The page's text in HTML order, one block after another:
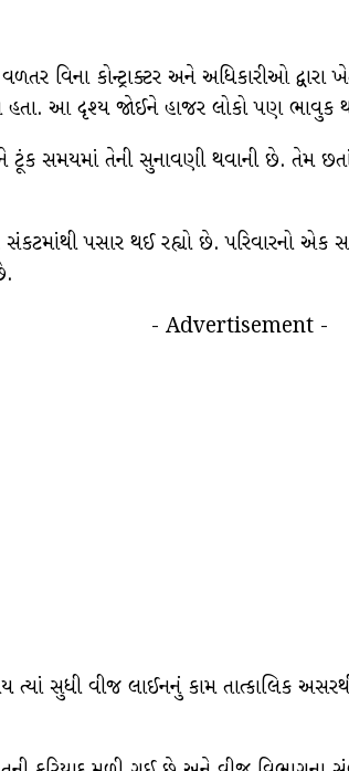
વિના કોન્ટ્રાક્ટર અને અધિકારીઓ
હતા. આ દૃશ્ય જોઈને હાજર લોકો પણ ભાવુક
સમયમાં તેની સુનાવણી થવાની છે. તેમ
પસાર થઈ રહ્યો છે. પરિવારનો એક
- Advertisement -
ત્યાં સુધી વીજ લાઈનનું કામ તાત્કાલિક